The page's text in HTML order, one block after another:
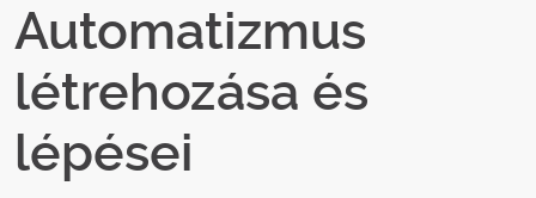
Automatizmus
létrehozása és
lépései